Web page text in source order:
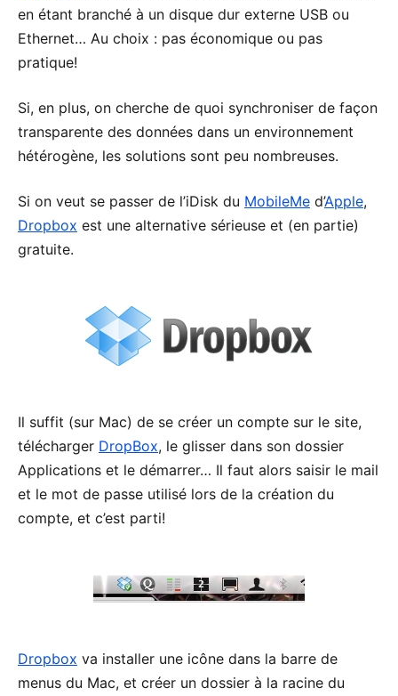
en étant branché à un disque dur externe USB ou
Ethernet… Au choix : pas économique ou pas
pratique!
Si, en plus, on cherche de quoi synchroniser de façon
transparente des données dans un environnement
hétérogène, les solutions sont peu nombreuses.
Si on veut se passer de l’iDisk du MobileMe d’Apple,
Dropbox est une alternative sérieuse et (en partie)
gratuite.
Il suffit (sur Mac) de se créer un compte sur le site,
télécharger DropBox, le glisser dans son dossier
Applications et le démarrer… Il faut alors saisir le mail
et le mot de passe utilisé lors de la création du
compte, et c’est parti!
Dropbox va installer une icône dans la barre de
menus du Mac, et créer un dossier à la racine du